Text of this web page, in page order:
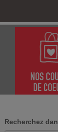
NOS
DE
Recherchez